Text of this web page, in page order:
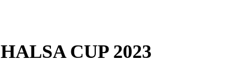
HALSA CUP 2023